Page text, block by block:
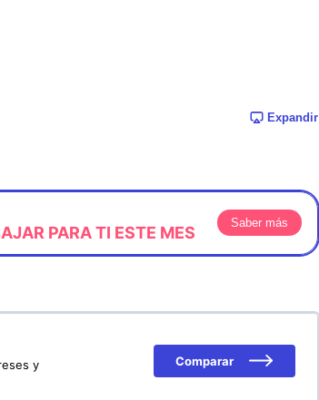
Expandir
PARA TI ESTE MES
Saber más
y
Comparar